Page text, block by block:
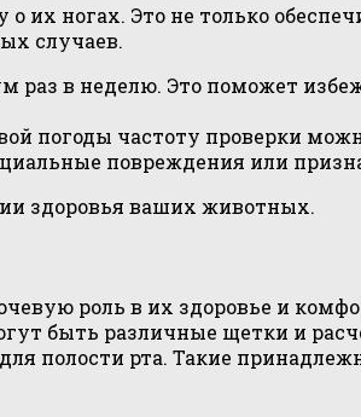
ногах. Это не только
случаев.
в неделю. Это поможет
погоды частоту проверки
повреждения или
здоровья ваших животных.
роль в их здоровье и
быть различные щетки и
полости рта. Такие